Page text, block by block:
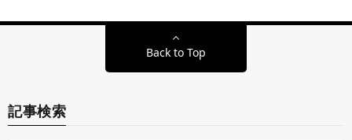
Back to Top
記事検索